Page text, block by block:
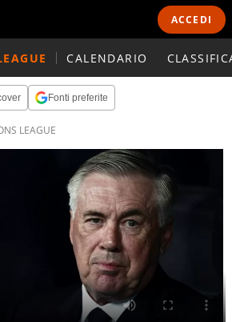
ACCEDI
CALENDARIO
Fonti preferite
LEAGUE